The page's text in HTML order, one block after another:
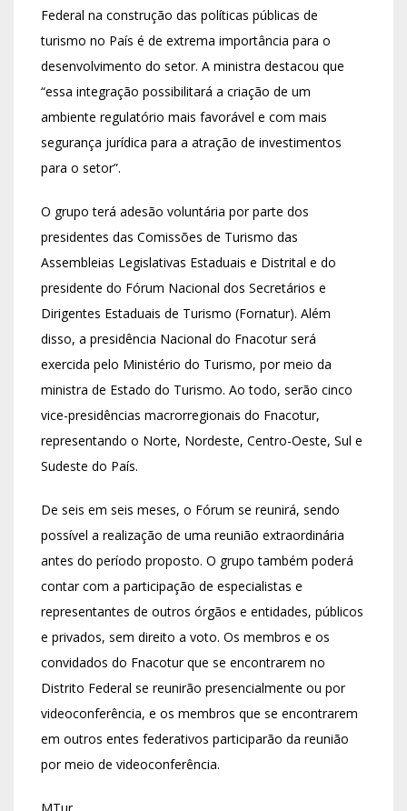
Federal na construção das políticas públicas de
turismo no País é de extrema importância para o
desenvolvimento do setor. A ministra destacou que
“essa integração possibilitará a criação de um
ambiente regulatório mais favorável e com mais
segurança jurídica para a atração de investimentos
para o setor”.
O grupo terá adesão voluntária por parte dos
presidentes das Comissões de Turismo das
Assembleias Legislativas Estaduais e Distrital e do
presidente do Fórum Nacional dos Secretários e
Dirigentes Estaduais de Turismo (Fornatur). Além
disso, a presidência Nacional do Fnacotur será
exercida pelo Ministério do Turismo, por meio da
ministra de Estado do Turismo. Ao todo, serão cinco
vice-presidências macrorregionais do Fnacotur,
representando o Norte, Nordeste, Centro-Oeste, Sul e
Sudeste do País.
De seis em seis meses, o Fórum se reunirá, sendo
possível a realização de uma reunião extraordinária
antes do período proposto. O grupo também poderá
contar com a participação de especialistas e
representantes de outros órgãos e entidades, públicos
e privados, sem direito a voto. Os membros e os
convidados do Fnacotur que se encontrarem no
Distrito Federal se reunirão presencialmente ou por
videoconferência, e os membros que se encontrarem
em outros entes federativos participarão da reunião
por meio de videoconferência.